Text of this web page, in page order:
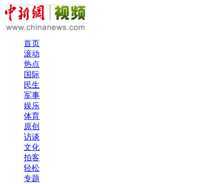
首页
滚动
热点
国际
民生
军事
娱乐
体育
原创
访谈
文化
拍客
轻松
专题